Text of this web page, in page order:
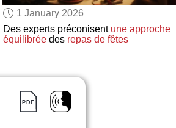
ALEXA
ADJUST
1 January 2026
Des experts préconisent une approche
équilibréedes repas de fêtes